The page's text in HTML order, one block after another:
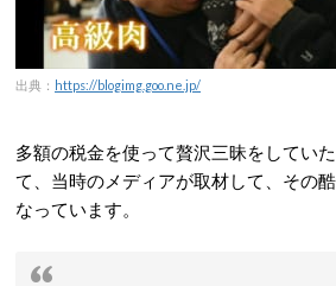
出典： https://blogimg.goo.ne.jp/
多額の税金を使って贅沢三昧をしてい
て、当時のメディアが取材して、その
なっています。